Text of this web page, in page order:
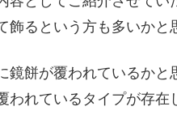
るという方も多いかと
餅が覆われているかと
れているタイプが存在